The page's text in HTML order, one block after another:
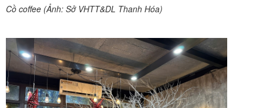
Cồ coffee (Ảnh: Sở VHTT&DL Thanh Hóa)